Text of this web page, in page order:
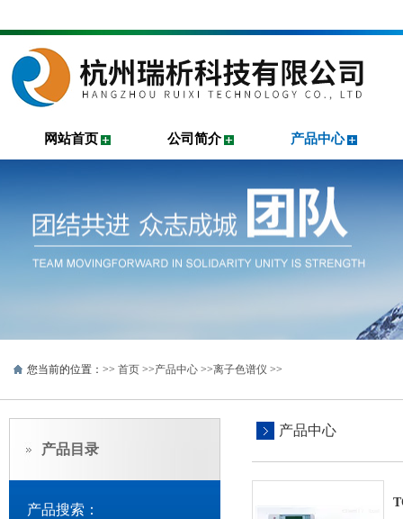
网站首页 公司简介 产品中心
您当前的位置：>> 首页 >>产品中心 >>离子色谱仪 >>
产品目录
产品搜索：
产品中心